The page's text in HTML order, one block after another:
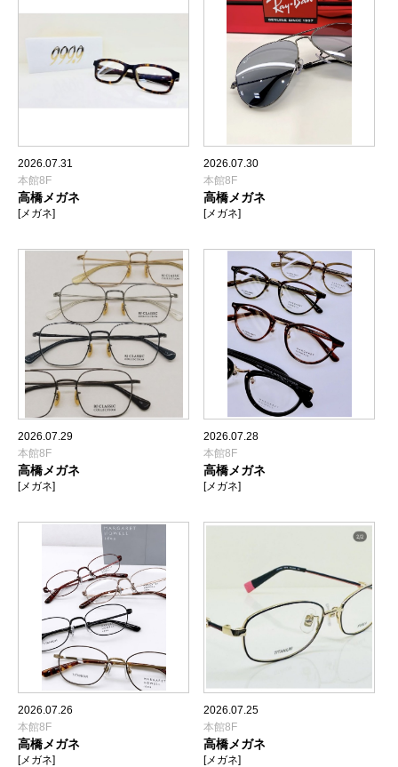
2026.07.31
本館8F
高橋メガネ
[メガネ]
2026.07.30
本館8F
高橋メガネ
[メガネ]
2026.07.29
本館8F
高橋メガネ
[メガネ]
2026.07.28
本館8F
高橋メガネ
[メガネ]
2026.07.26
本館8F
高橋メガネ
[メガネ]
2026.07.25
本館8F
高橋メガネ
[メガネ]